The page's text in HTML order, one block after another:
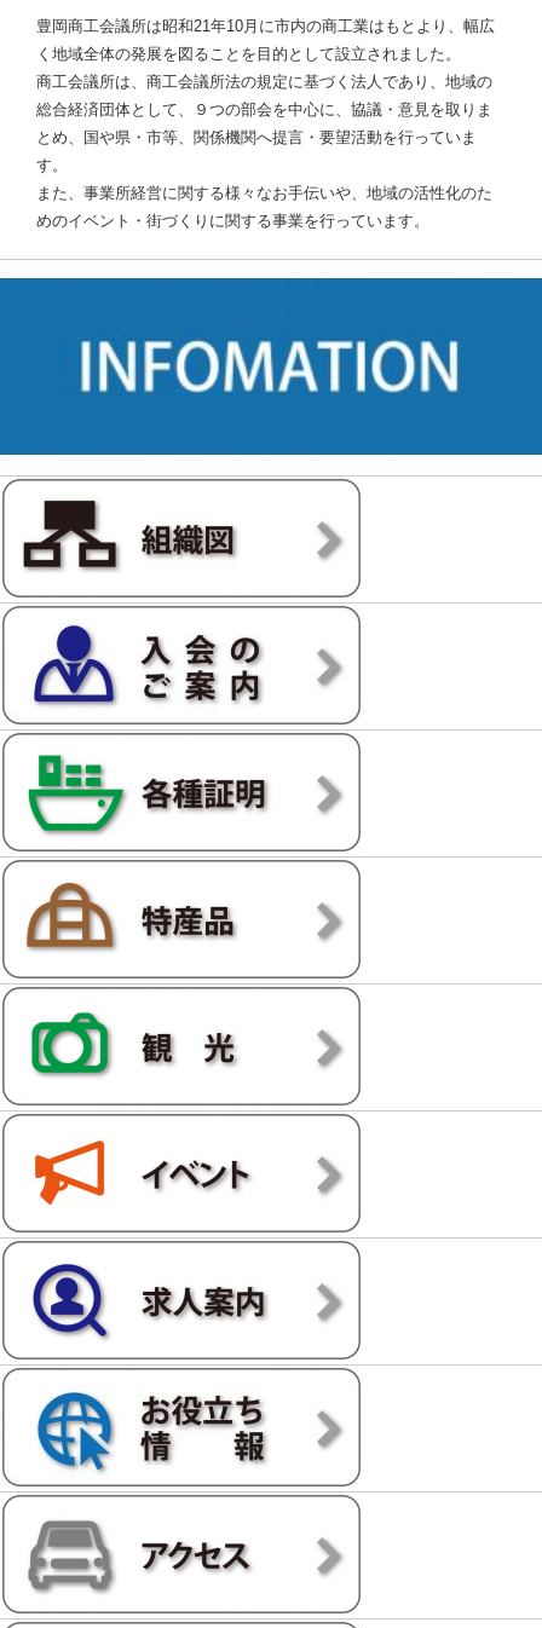
豊岡商工会議所は昭和21年10月に市内の商工業はもとより、幅広
く地域全体の発展を図ることを目的として設立されました。
商工会議所は、商工会議所法の規定に基づく法人であり、地域の
総合経済団体として、９つの部会を中心に、協議・意見を取りま
とめ、国や県・市等、関係機関へ提言・要望活動を行っていま
す。
また、事業所経営に関する様々なお手伝いや、地域の活性化のた
めのイベント・街づくりに関する事業を行っています。